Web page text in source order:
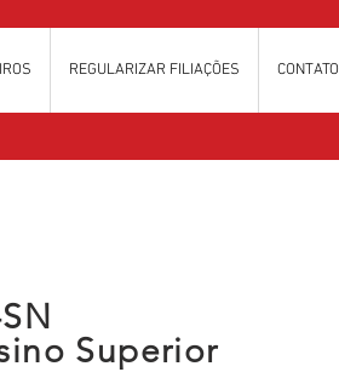
REGULARIZAR FILIAÇÕES CONTATO
Superior